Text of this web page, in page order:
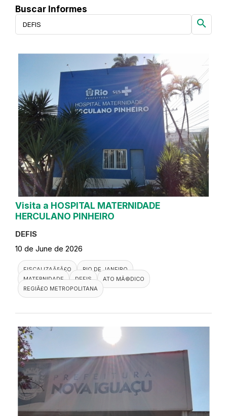
Buscar Informes
search
Visita a HOSPITAL MATERNIDADE
HERCULANO PINHEIRO
DEFIS
10 de June de 2026
FISCALIZAÃ§Ã£O
RIO DE JANEIRO
MATERNIDADE
DEFIS
ATO MÃ©DICO
REGIÃ£O METROPOLITANA